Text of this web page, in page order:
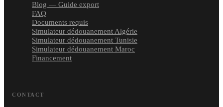
Blog — Guide export
FAQ
Documents requis
Simulateur dédouanement Algérie
Simulateur dédouanement Tunisie
Simulateur dédouanement Maroc
Financement
CONTACT